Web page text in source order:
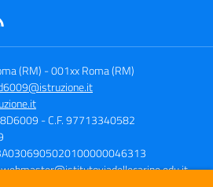
(RM) -001xx Roma (RM)
- C.F. 97713340582
webmaster@istitutoviadellecarine.edu.it